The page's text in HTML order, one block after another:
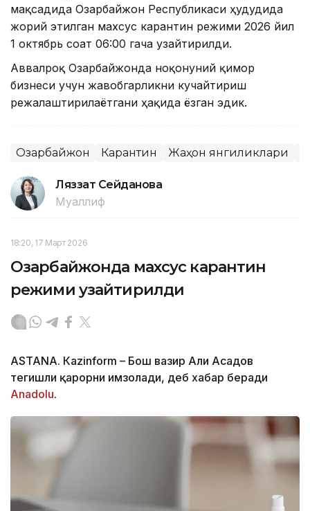
мақсадида Озарбайжон Республикаси ҳудудида
жорий этилган махсус карантин режими 2026 йил
1 октябрь соат 06:00 гача узайтирилди.
Аввалроқ Озарбайжонда ноқонуний қимор
бизнеси учун жавобгарликни кучайтириш
режалаштирилаётгани ҳақида ёзган эдик.
Озарбайжон Карантин Жаҳон янгиликлари
Ляззат Сейданова
Муаллиф
18:20, 17 Март 2026
Озарбайжонда махсус карантин
режими узайтирилди
ASTANА. Кazinform – Бош вазир Али Асадов
тегишли қарорни имзолади, деб хабар беради
Аnadolu.